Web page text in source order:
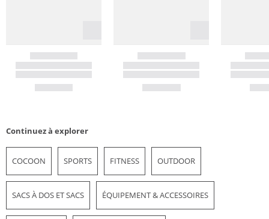
Continuez à explorer
COCOON SPORTS FITNESS OUTDOOR
SACS À DOS ET SACS ÉQUIPEMENT & ACCESSOIRES